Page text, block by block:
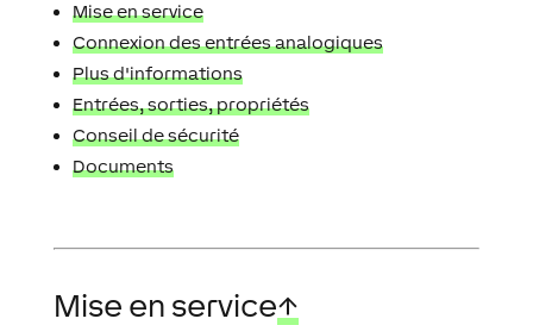
Mise en service
Connexion des entrées analogiques
Plus d'informations
Entrées, sorties, propriétés
Conseil de sécurité
Documents
Mise en service↑